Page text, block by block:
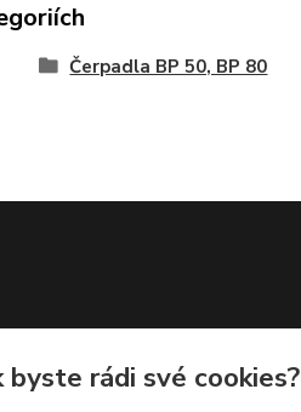
Čerpadla BP 50, BP 80
byste rádi své cookies?